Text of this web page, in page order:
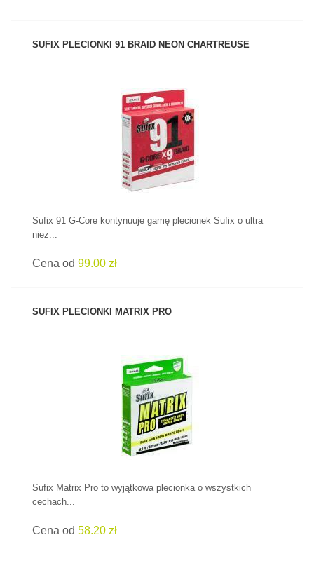
SUFIX PLECIONKI 91 BRAID NEON CHARTREUSE
ZOBACZ PRODUKT
Sufix 91 G-Core kontynuuje gamę plecionek Sufix o ultra
niez...
Cena od 99.00 zł
SUFIX PLECIONKI MATRIX PRO
ZOBACZ PRODUKT
Sufix Matrix Pro to wyjątkowa plecionka o wszystkich
cechach...
Cena od 58.20 zł